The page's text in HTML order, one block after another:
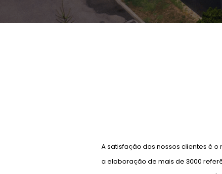
A satisfação dos nossos clientes é
a elaboração de mais de 3000